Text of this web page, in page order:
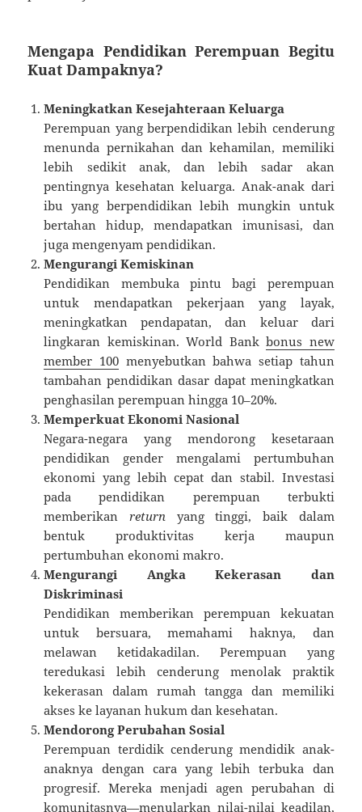
Mengapa Pendidikan Perempuan Begitu
Kuat Dampaknya?
Meningkatkan Kesejahteraan Keluarga
Perempuan yang berpendidikan lebih cenderung
menunda pernikahan dan kehamilan, memiliki
lebih sedikit anak, dan lebih sadar akan
pentingnya kesehatan keluarga. Anak-anak dari
ibu yang berpendidikan lebih mungkin untuk
bertahan hidup, mendapatkan imunisasi, dan
juga mengenyam pendidikan.
Mengurangi Kemiskinan
Pendidikan membuka pintu bagi perempuan
untuk mendapatkan pekerjaan yang layak,
meningkatkan pendapatan, dan keluar dari
lingkaran kemiskinan. World Bankbonus new
member 100 menyebutkan bahwa setiap tahun
tambahan pendidikan dasar dapat meningkatkan
penghasilan perempuan hingga 10–20%.
Memperkuat Ekonomi Nasional
Negara-negara yang mendorong kesetaraan
pendidikan gender mengalami pertumbuhan
ekonomi yang lebih cepat dan stabil. Investasi
pada pendidikan perempuan terbukti
memberikanreturn yang tinggi, baik dalam
bentuk produktivitas kerja maupun
pertumbuhan ekonomi makro.
Mengurangi Angka Kekerasan dan
Diskriminasi
Pendidikan memberikan perempuan kekuatan
untuk bersuara, memahami haknya, dan
melawan ketidakadilan. Perempuan yang
teredukasi lebih cenderung menolak praktik
kekerasan dalam rumah tangga dan memiliki
akses ke layanan hukum dan kesehatan.
Mendorong Perubahan Sosial
Perempuan terdidik cenderung mendidik anak-
anaknya dengan cara yang lebih terbuka dan
progresif. Mereka menjadi agen perubahan di
komunitasnya—menularkan nilai-nilai keadilan,